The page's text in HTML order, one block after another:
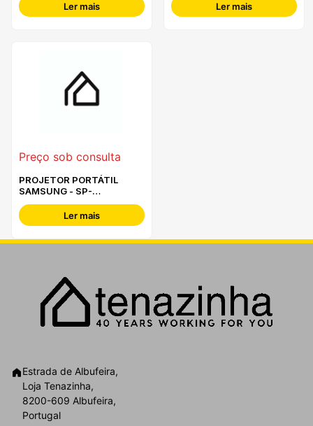
Ler mais
Ler mais
Preço sob consulta
PROJETOR PORTÁTIL
SAMSUNG - SP-
LPU9DSAXXXE
Ler mais
Estrada de Albufeira,
Loja Tenazinha,
8200-609 Albufeira,
Portugal